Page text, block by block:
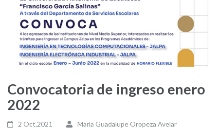
Convocatoria de ingreso enero
2022
2 Oct,2021 María Guadalupe Oropeza Avelar